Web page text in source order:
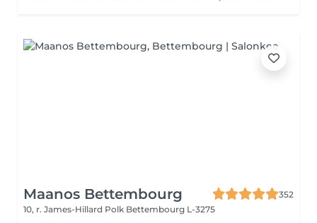
Maanos Bettembourg
352
10, r. James-Hillard Polk Bettembourg L-3275